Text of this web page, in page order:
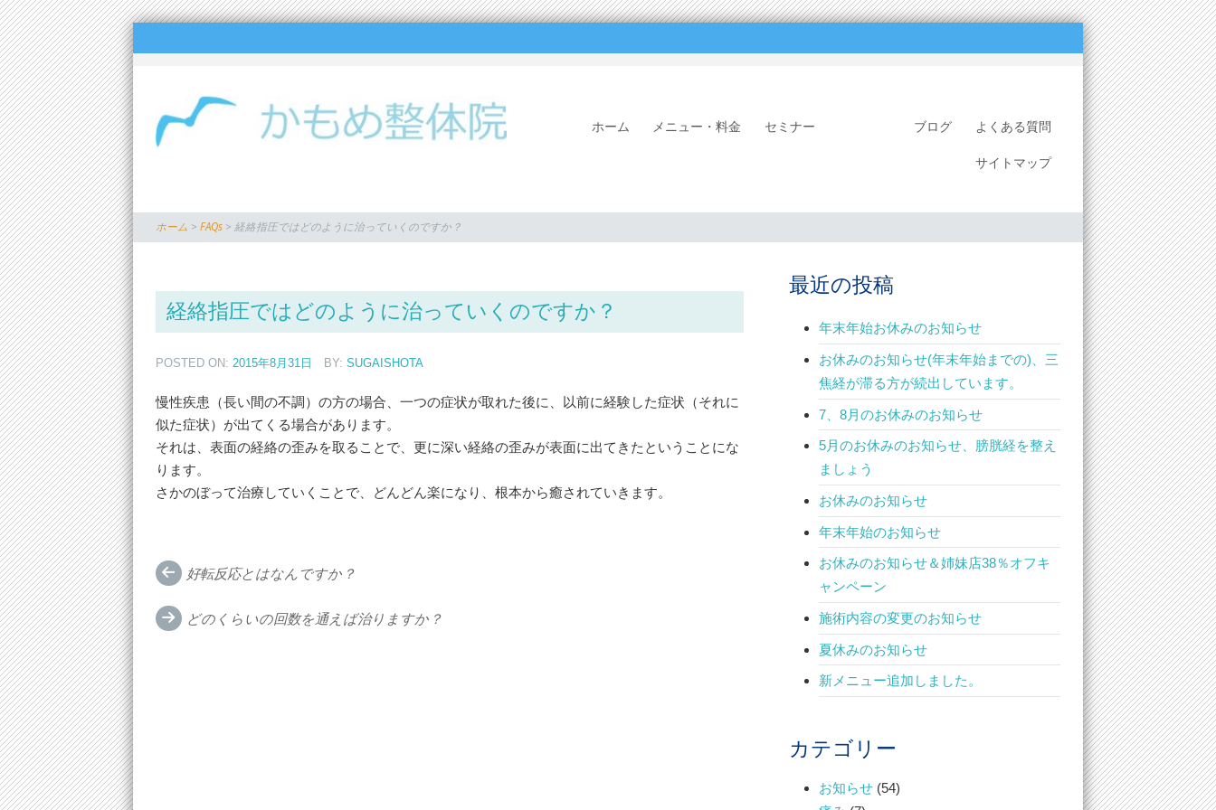
ホーム メニュー・料金 セミナー ブログ よくある質問
サイトマップ
ホーム > FAQs > 経絡指圧ではどのように治っていくのですか？
経絡指圧ではどのように治っていくのですか？
POSTED ON: 2015年8月31日 BY:SUGAISHOTA
慢性疾患（長い間の不調）の方の場合、一つの症状が取れた後に、以前に経験した症状（それに
似た症状）が出てくる場合があります。
それは、表面の経絡の歪みを取ることで、更に深い経絡の歪みが表面に出てきたということにな
ります。
さかのぼって治療していくことで、どんどん楽になり、根本から癒されていきます。
Post
navigation
好転反応とはなんですか？
どのくらいの回数を通えば治りますか？
最近の投稿
年末年始お休みのお知らせ
お休みのお知らせ(年末年始までの)、三
焦経が滞る方が続出しています。
7、8月のお休みのお知らせ
5月のお休みのお知らせ、膀胱経を整え
ましょう
お休みのお知らせ
年末年始のお知らせ
お休みのお知らせ＆姉妹店38％オフキ
ャンペーン
施術内容の変更のお知らせ
夏休みのお知らせ
新メニュー追加しました。
カテゴリー
お知らせ(54)